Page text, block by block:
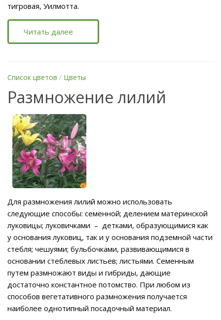
тигровая, Уилмотта.
Читать далее
Список цветов / Цветы
Размножение лилий
Для размножения лилий можно использовать
следующие способы: семенной; делением материнской
луковицы; луковичками – детками, образующимися как
у основания луковиц, так и у основания подземной части
стебля; чешуями; бульбочками, развивающимися в
основании стеблевых листьев; листьями. Семенным
путем размножают виды и гибриды, дающие
достаточно константное потомство. При любом из
способов вегетативного размножения получается
наиболее однотипный посадочный материал.